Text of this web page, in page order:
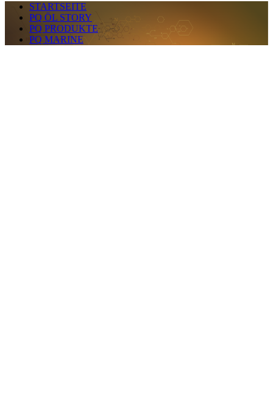
STARTSEITE
PQ ÖL STORY
PQ PRODUKTE
PQ MARINE